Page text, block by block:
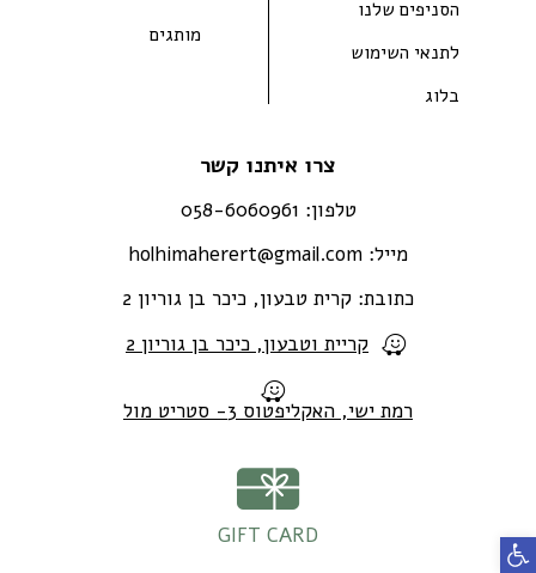
פתח סרגל נגישות
הסניפים שלנו
לתנאי השימוש
בלוג
מותגים
צרו איתנו קשר
טלפון: 058-6060961
מייל: holhimaherert@gmail.com
כתובת: קרית טבעון, כיכר בן גוריון 2
קריית וטבעון, כיכר בן גוריון 2
רמת ישי, האקליפטוס 3- סטריט מול
GIFT CARD